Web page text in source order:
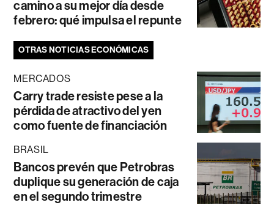
camino a su mejor día desde
febrero: qué impulsa el repunte
OTRAS NOTICIAS ECONÓMICAS
MERCADOS
Carry trade resiste pese a la
pérdida de atractivo del yen
como fuente de financiación
BRASIL
Bancos prevén que Petrobras
duplique su generación de caja
en el segundo trimestre